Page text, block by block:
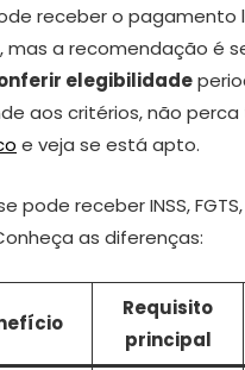
receber o pagamento
a recomendação é
elegibilidade
aos critérios, não
e veja se está apto.
pode receber INSS,
as diferenças:
Requisito
principal